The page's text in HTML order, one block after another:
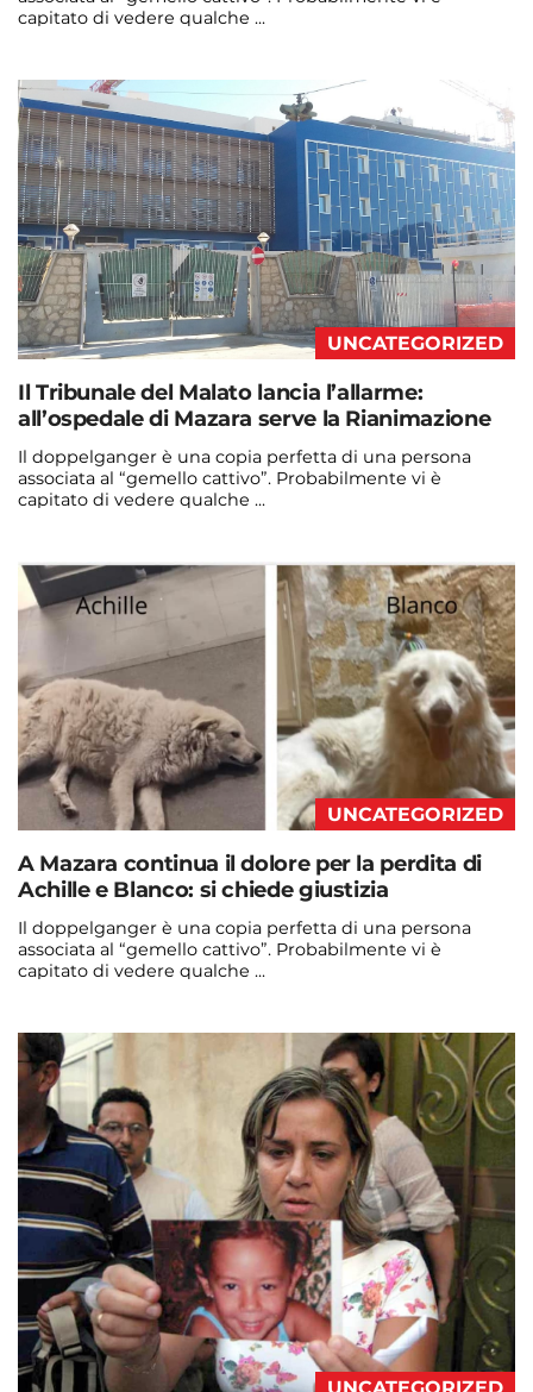
capitato di vedere qualche ...
admin@admin.com 3 days fa
UNCATEGORIZED
Il Tribunale del Malato lancia l’allarme:
all’ospedale di Mazara serve la Rianimazione
Il doppelganger è una copia perfetta di una persona
associata al “gemello cattivo”. Probabilmente vi è
capitato di vedere qualche ...
admin@admin.com 3 days fa
UNCATEGORIZED
A Mazara continua il dolore per la perdita di
Achille e Blanco: si chiede giustizia
Il doppelganger è una copia perfetta di una persona
associata al “gemello cattivo”. Probabilmente vi è
capitato di vedere qualche ...
admin@admin.com 3 days fa